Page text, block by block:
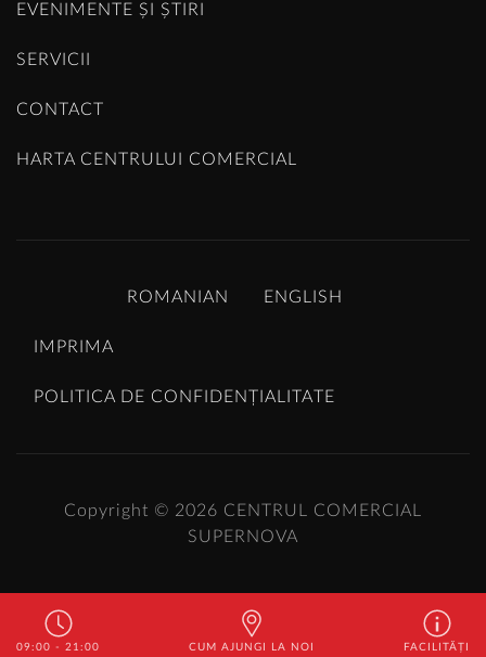
09:00 - 21:00 CUM AJUNGI LA NOI FACILITĂȚI
EVENIMENTE ȘI ȘTIRI
SERVICII
CONTACT
HARTA CENTRULUI COMERCIAL
ROMANIAN ENGLISH
IMPRIMA
POLITICA DE CONFIDENȚIALITATE
Copyright © 2026 CENTRUL COMERCIAL
SUPERNOVA